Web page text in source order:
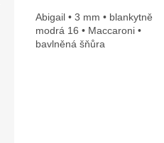
Abigail • 3 mm • blankytně
modrá 16 • Maccaroni •
bavlněná šňůra